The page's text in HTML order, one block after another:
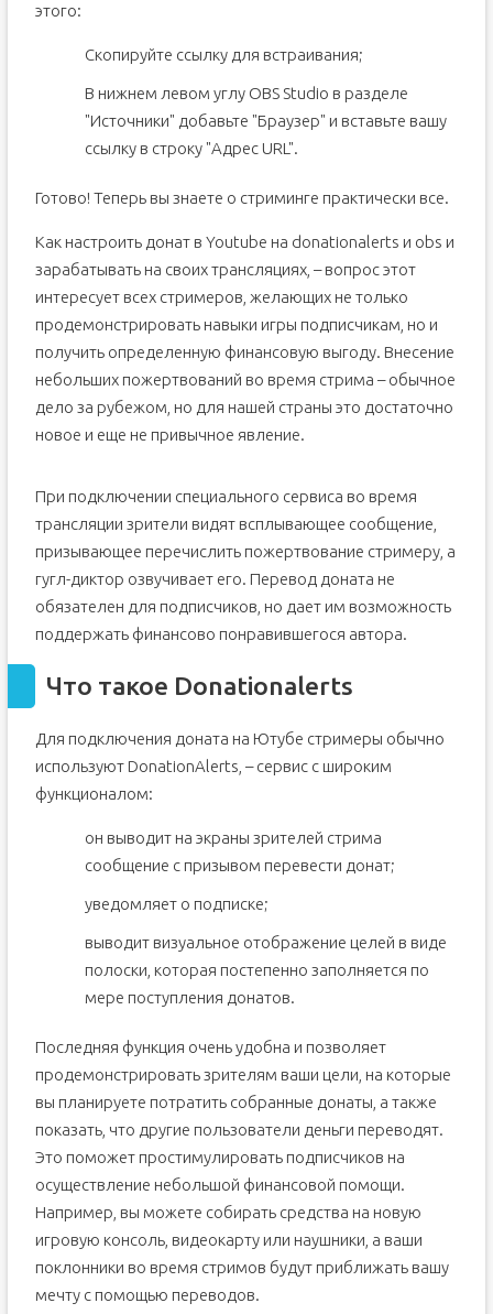
этого:
Скопируйте ссылку для встраивания;
В нижнем левом углу OBS Studio в разделе
"Источники" добавьте "Браузер" и вставьте вашу
ссылку в строку "Адрес URL".
Готово! Теперь вы знаете о стриминге практически все.
Как настроить донат в Youtube на donationalerts и obs и
зарабатывать на своих трансляциях, – вопрос этот
интересует всех стримеров, желающих не только
продемонстрировать навыки игры подписчикам, но и
получить определенную финансовую выгоду. Внесение
небольших пожертвований во время стрима – обычное
дело за рубежом, но для нашей страны это достаточно
новое и еще не привычное явление.
При подключении специального сервиса во время
трансляции зрители видят всплывающее сообщение,
призывающее перечислить пожертвование стримеру, а
гугл-диктор озвучивает его. Перевод доната не
обязателен для подписчиков, но дает им возможность
поддержать финансово понравившегося автора.
Что такое Donationalerts
Для подключения доната на Ютубе стримеры обычно
используют DonationAlerts, – сервис с широким
функционалом:
он выводит на экраны зрителей стрима
сообщение с призывом перевести донат;
уведомляет о подписке;
выводит визуальное отображение целей в виде
полоски, которая постепенно заполняется по
мере поступления донатов.
Последняя функция очень удобна и позволяет
продемонстрировать зрителям ваши цели, на которые
вы планируете потратить собранные донаты, а также
показать, что другие пользователи деньги переводят.
Это поможет простимулировать подписчиков на
осуществление небольшой финансовой помощи.
Например, вы можете собирать средства на новую
игровую консоль, видеокарту или наушники, а ваши
поклонники во время стримов будут приближать вашу
мечту с помощью переводов.